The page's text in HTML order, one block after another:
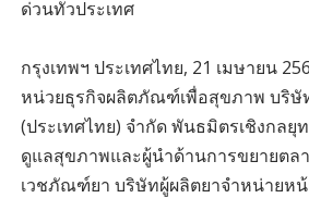
ด่วนทั่วประเทศ
กรุงเทพฯ ประเทศไทย, 21 เมษายน
หน่วยธุรกิจผลิตภัณฑ์เพื่อสุขภาพ บริษั
(ประเทศไทย) จำกัด พันธมิตรเชิงกล
ดูแลสุขภาพและผู้นำด้านการขยายตล
เวชภัณฑ์ยา บริษัทผู้ผลิตยาจำหน่ายหน้